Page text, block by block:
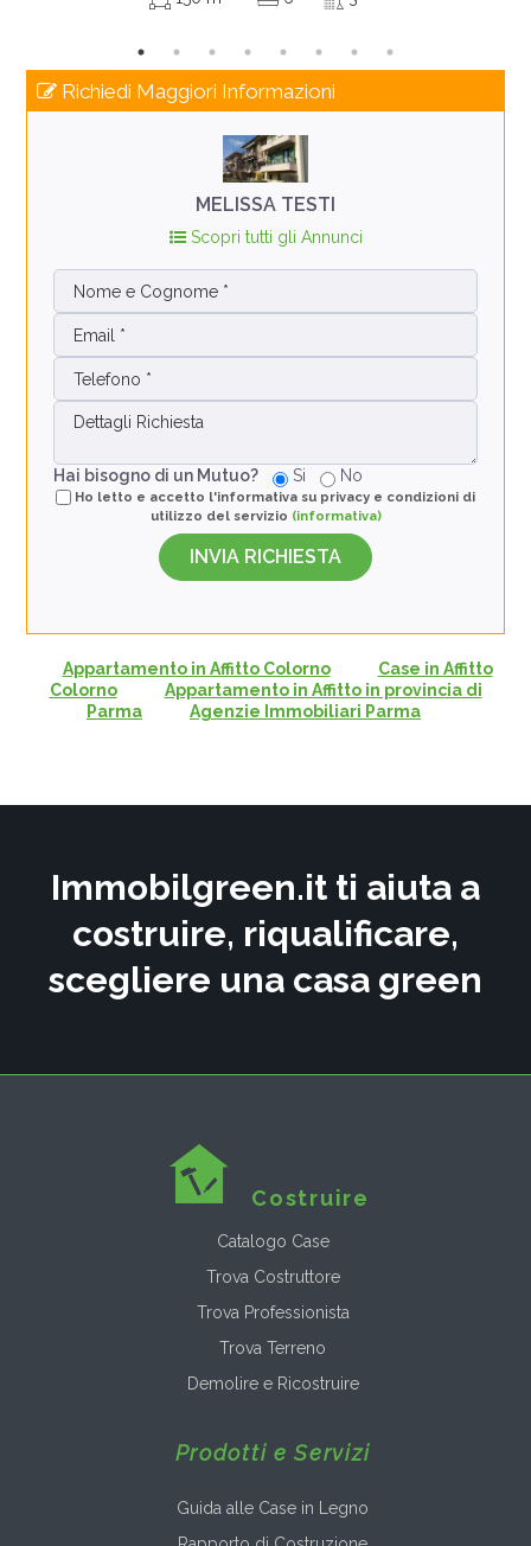
Richiedi Maggiori Informazioni
MELISSA TESTI
Scopri tutti gli Annunci
Hai bisogno di un Mutuo? Si No
Ho letto e accetto l'informativa su privacy e condizioni di
utilizzo del servizio (informativa)
Appartamento in Affitto Colorno
Case in Affitto
Colorno
Appartamento in Affitto in provincia di
Parma
Agenzie Immobiliari Parma
Immobilgreen.it ti aiuta a
costruire, riqualificare,
scegliere una casa green
Costruire
Catalogo Case
Trova Costruttore
Trova Professionista
Trova Terreno
Demolire e Ricostruire
Prodotti e Servizi
Guida alle Case in Legno